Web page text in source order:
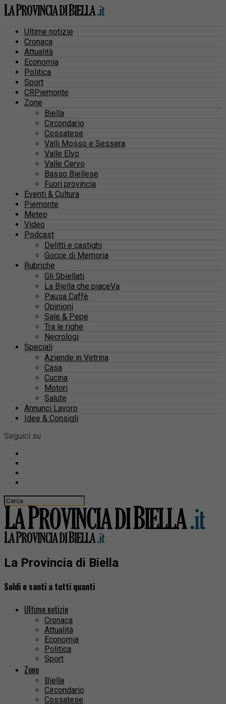
Ultime notizie
Cronaca
Attualità
Economia
Politica
Sport
CRPiemonte
Zone
Biella
Circondario
Cossatese
Valli Mosso e Sessera
Valle Elvo
Valle Cervo
Basso Biellese
Fuori provincia
Eventi & Cultura
Piemonte
Meteo
Video
Podcast
Delitti e castighi
Gocce di Memoria
Rubriche
Gli Sbiellati
La Biella che piaceVa
Pausa Caffè
Opinioni
Sale & Pepe
Tra le righe
Necrologi
Speciali
Aziende in Vetrina
Casa
Cucina
Motori
Salute
Annunci Lavoro
Idee & Consigli
Seguici su
La Provincia di Biella
Soldi e santi a tutti quanti
Ultime notizie
Cronaca
Attualità
Economia
Politica
Sport
Zone
Biella
Circondario
Cossatese